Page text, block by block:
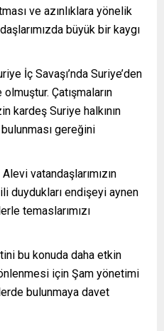
ve azınlıklara yönelik
büyük bir kaygı
İç Savaşı’nda Suriye’den
Çatışmaların
kardeş Suriye halkının
gereğini
vatandaşlarımızın
duydukları endişeyi aynen
temaslarımızı
bu konuda daha etkin
için Şam yönetimi
bulunmaya davet